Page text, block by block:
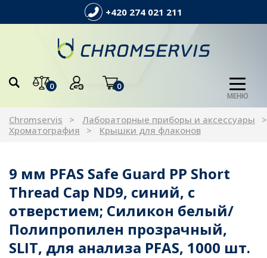
+420 274 021 211
0 0
МЕНЮ
Chromservis
Лабораторные приборы и аксессуары
Хроматография
Крышки для флаконов
9 мм PFAS Safe Guard PP Short
Thread Cap ND9, синий, с
отверстием; Силикон белый/
Полипропилен прозрачный,
SLIT, для анализа PFAS, 1000 шт.